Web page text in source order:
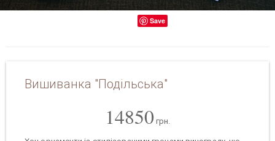
Save
Вишиванка "Подільська"
14850 грн.